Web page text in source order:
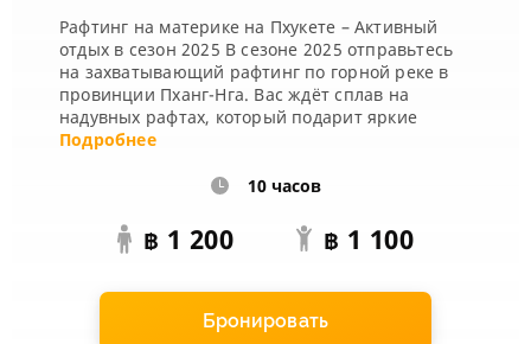
Рафтинг на материке на Пхукете – Активный
отдых в сезон 2025 В сезоне 2025 отправьтесь
на захватывающий рафтинг по горной реке в
провинции Пханг-Нга. Вас ждёт сплав на
надувных рафтах, который подарит яркие
эмоции и заряд адреналина. Программа
Подробнее
10 часов
฿ 1 200 ฿ 1 100
Бронировать